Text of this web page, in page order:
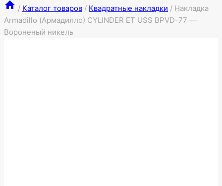
/ Каталог товаров / Квадратные накладки / Накладка
Armadillo (Армадилло) CYLINDER ET USS BPVD-77 —
Вороненый никель